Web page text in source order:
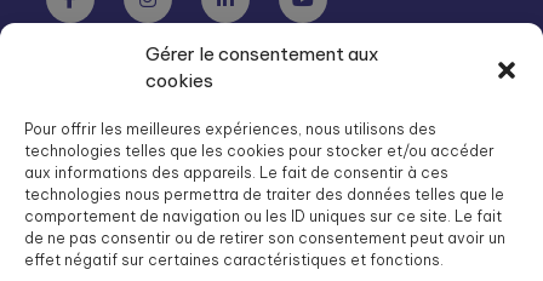
Gérer le consentement aux
cookies
Pour offrir les meilleures expériences, nous utilisons des
technologies telles que les cookies pour stocker et/ou accéder
aux informations des appareils. Le fait de consentir à ces
technologies nous permettra de traiter des données telles que le
comportement de navigation ou les ID uniques sur ce site. Le fait
de ne pas consentir ou de retirer son consentement peut avoir un
effet négatif sur certaines caractéristiques et fonctions.
Groupe SOS Seniors est une association du Groupe SOS
dg.seniors@groupe-sos.org
ARPAVIE est une association du Groupe SOS